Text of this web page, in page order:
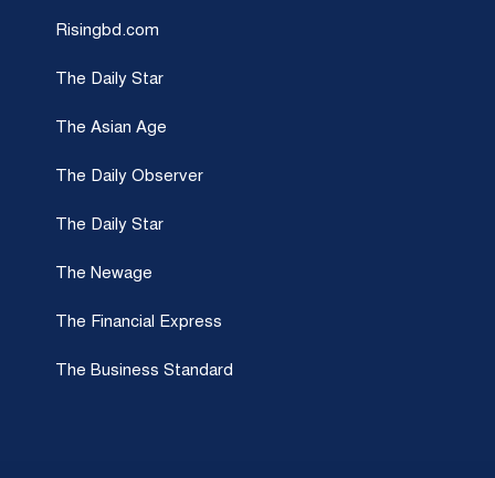
Risingbd.com
The Daily Star
The Asian Age
The Daily Observer
The Daily Star
The Newage
The Financial Express
The Business Standard